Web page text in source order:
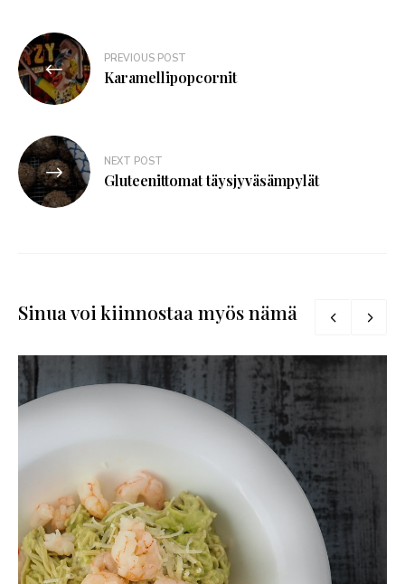
PREVIOUS POST
Karamellipopcornit
NEXT POST
Gluteenittomat täysjyväsämpylät
Sinua voi kiinnostaa myös nämä